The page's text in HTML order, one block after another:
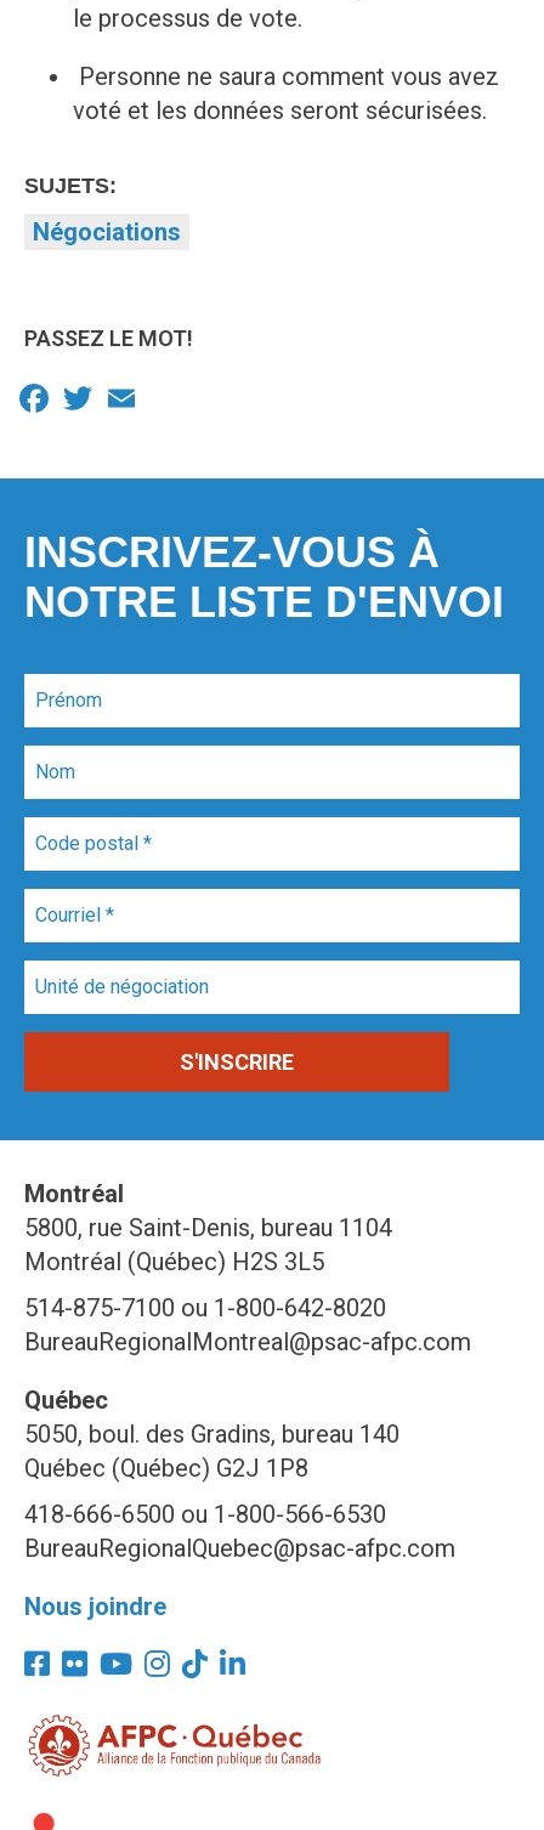
le processus de vote.
Personne ne saura comment vous avez
voté et les données seront sécurisées.
SUJETS:
Négociations
PASSEZ LE MOT!
Facebook
Twitter
INSCRIVEZ-VOUS À
NOTRE LISTE D'ENVOI
Montréal
5800, rue Saint-Denis, bureau 1104
Montréal (Québec) H2S 3L5
514-875-7100 ou 1-800-642-8020
BureauRegionalMontreal@psac-afpc.com
Québec
5050, boul. des Gradins, bureau 140
Québec (Québec) G2J 1P8
418-666-6500 ou 1-800-566-6530
BureauRegionalQuebec@psac-afpc.com
Nous joindre